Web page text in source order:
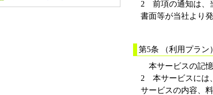
2 前項の通知は、
書面等が当社より
第5条 （利用プラン）
本サービスの記憶
2 本サービスには
サービスの内容、